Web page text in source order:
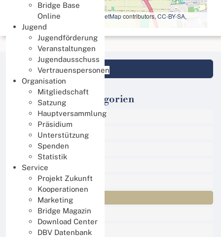
Bridge Base
Online
Jugend
Jugendförderung
Veranstaltungen
Jugendausschuss
Vertrauenspersonen
Organisation
Mitgliedschaft
Satzung
Hauptversammlung
Präsidium
Unterstützung
Spenden
Statistik
Service
Projekt Zukunft
Kooperationen
Marketing
Bridge Magazin
Download Center
DBV Datenbank
Leaflet|Map data © OpenStreetMapcontributors,CC-BY-SA,
Imagery ©Mapbox
Login DBV Datenbank
Veranstaltungs-Kategorien
Alle Termine
Sport
Events
Online Turniere
Jugend
Regional
International
DBV Training